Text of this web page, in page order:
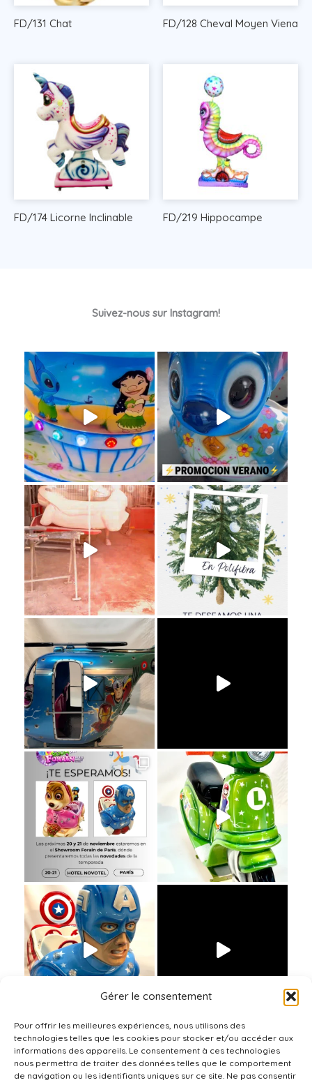
Gérer le consentement
Pour offrir les meilleures expériences, nous utilisons des
technologies telles que les cookies pour stocker et/ou accéder aux
informations des appareils. Le consentement à ces technologies
nous permettra de traiter des données telles que le comportement
de navigation ou les identifiants uniques sur ce site. Ne pas consentir
FD/131 Chat FD/128 Cheval Moyen Viena
FD/174 Licorne Inclinable FD/219 Hippocampe
Suivez-nous sur Instagram!